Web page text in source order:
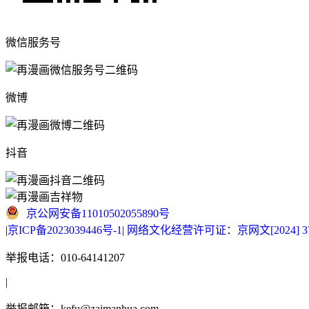
微信服务号
微博
抖音
京公网安备11010502055890号
|京ICP备2023039446号-1 | 网络文化经营许可证：京网文[2024]
举报电话：010-64141207
|